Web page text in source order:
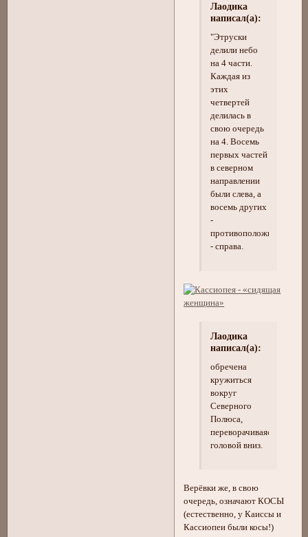
Лаодика
написал(а):
"Этруски
делили небо
на 4 части.
Каждая из
этих
четвертей
делилась в
свою очередь
на 4. Восемь
первых частей
в северном
направлении
были слева, а
восемь других
-
противоположных
- справа.
Лаодика
написал(а):
обречена
кружиться
вокруг
Северного
Полюса,
переворачиваясь
головой вниз.
Верёвки же, в свою
очередь, означают КОСЫ
(естественно, у Каиссы и
Кассиопеи были косы!)